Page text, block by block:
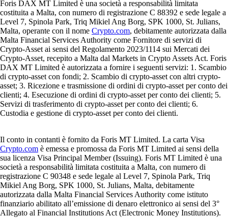
Foris DAX MT Limited è una società a responsabilità limitata
costituita a Malta, con numero di registrazione C 88392 e sede legale a
Level 7, Spinola Park, Triq Mikiel Ang Borg, SPK 1000, St. Julians,
Malta, operante con il nome Crypto.com, debitamente autorizzata dalla
Malta Financial Services Authority come Fornitore di servizi di
Crypto-Asset ai sensi del Regolamento 2023/1114 sui Mercati dei
Crypto-Asset, recepito a Malta dal Markets in Crypto Assets Act. Foris
DAX MT Limited è autorizzata a fornire i seguenti servizi: 1. Scambio
di crypto-asset con fondi; 2. Scambio di crypto-asset con altri crypto-
asset; 3. Ricezione e trasmissione di ordini di crypto-asset per conto dei
clienti; 4. Esecuzione di ordini di crypto-asset per conto dei clienti; 5.
Servizi di trasferimento di crypto-asset per conto dei clienti; 6.
Custodia e gestione di crypto-asset per conto dei clienti.
Il conto in contanti è fornito da Foris MT Limited. La carta Visa
Crypto.com è emessa e promossa da Foris MT Limited ai sensi della
sua licenza Visa Principal Member (Issuing). Foris MT Limited è una
società a responsabilità limitata costituita a Malta, con numero di
registrazione C 90348 e sede legale al Level 7, Spinola Park, Triq
Mikiel Ang Borg, SPK 1000, St. Julians, Malta, debitamente
autorizzata dalla Malta Financial Services Authority come istituto
finanziario abilitato all’emissione di denaro elettronico ai sensi del 3°
Allegato al Financial Institutions Act (Electronic Money Institutions).